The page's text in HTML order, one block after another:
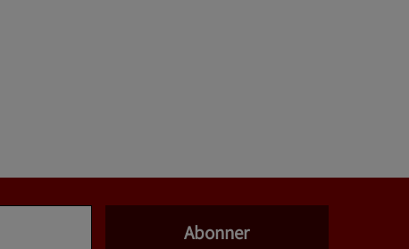
Abonner